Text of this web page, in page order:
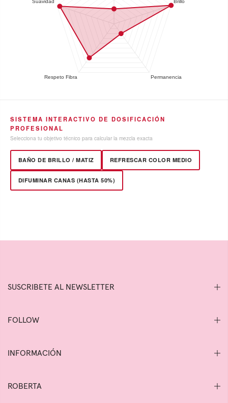
SISTEMA INTERACTIVO DE DOSIFICACIÓN
PROFESIONAL
Selecciona tu objetivo técnico para calcular la mezcla exacta
BAÑO DE BRILLO / MATIZ REFRESCAR COLOR MEDIO
DIFUMINAR CANAS (HASTA 50%)
SUSCRIBETE AL NEWSLETTER
FOLLOW
INFORMACIÓN
ROBERTA